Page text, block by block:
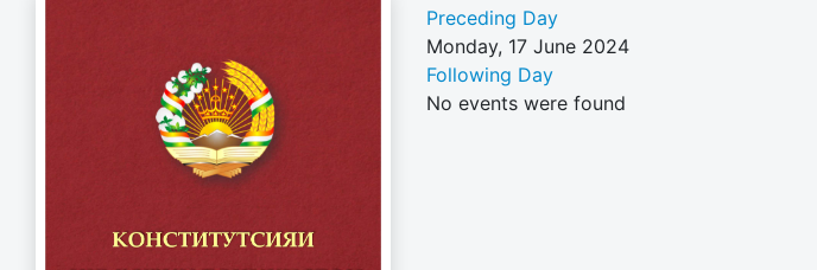
Preceding Day
Monday, 17 June 2024
Following Day
No events were found